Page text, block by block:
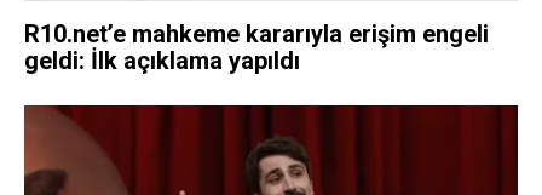
R10.net’e mahkeme kararıyla erişim engeli
geldi: İlk açıklama yapıldı